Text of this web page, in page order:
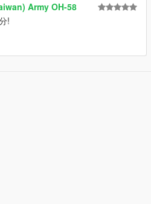
Army OH-58
!